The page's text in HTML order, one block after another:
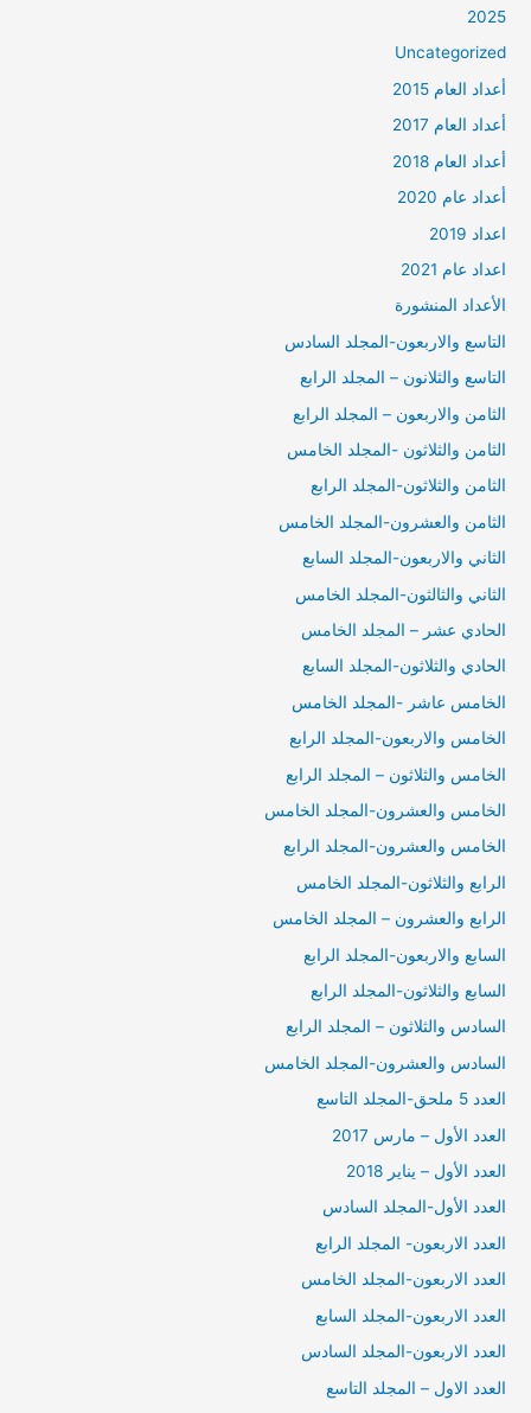
2025
Uncategorized
أعداد العام 2015
أعداد العام 2017
أعداد العام 2018
أعداد عام 2020
اعداد 2019
اعداد عام 2021
الأعداد المنشورة
التاسع والاربعون-المجلد السادس
التاسع والثلانون – المجلد الرابع
الثامن والاربعون – المجلد الرابع
الثامن والثلاثون -المجلد الخامس
الثامن والثلاثون-المجلد الرابع
الثامن والعشرون-المجلد الخامس
الثاني والاربعون-المجلد السابع
الثاني والثالثون-المجلد الخامس
الحادي عشر – المجلد الخامس
الحادي والثلاثون-المجلد السابع
الخامس عاشر -المجلد الخامس
الخامس والاربعون-المجلد الرابع
الخامس والثلاثون – المجلد الرابع
الخامس والعشرون-المجلد الخامس
الخامس والعشرون-المجلد الرابع
الرابع والثلاثون-المجلد الخامس
الرابع والعشرون – المجلد الخامس
السابع والاربعون-المجلد الرابع
السابع والثلاثون-المجلد الرابع
السادس والثلاثون – المجلد الرابع
السادس والعشرون-المجلد الخامس
العدد 5 ملحق-المجلد التاسع
العدد الأول – مارس 2017
العدد الأول – يناير 2018
العدد الأول-المجلد السادس
العدد الاربعون- المجلد الرابع
العدد الاربعون-المجلد الخامس
العدد الاربعون-المجلد السابع
العدد الاربعون-المجلد السادس
العدد الاول – المجلد التاسع